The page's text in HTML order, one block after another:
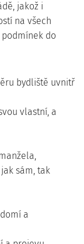
jakož i
na všech
do
bydliště uvnitř
vlastní, a
sám, tak
a